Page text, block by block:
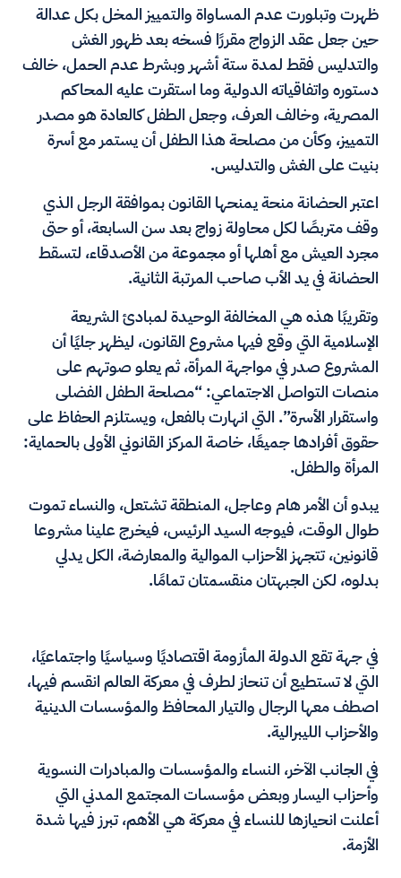
ظهرت وتبلورت عدم المساواة والتمييز المخل بكل عدالة
حين جعل عقد الزواج مقررًا فسخه بعد ظهور الغش
والتدليس فقط لمدة ستة أشهر وبشرط عدم الحمل، خالف
دستوره واتفاقياته الدولية وما استقرت عليه المحاكم
المصرية، وخالف العرف، وجعل الطفل كالعادة هو مصدر
التمييز، وكأن من مصلحة هذا الطفل أن يستمر مع أسرة
بنيت على الغش والتدليس.
اعتبر الحضانة منحة يمنحها القانون بموافقة الرجل الذي
وقف متربصًا لكل محاولة زواج بعد سن السابعة، أو حتى
مجرد العيش مع أهلها أو مجموعة من الأصدقاء، لتسقط
الحضانة في يد الأب صاحب المرتبة الثانية.
وتقريبًا هذه هي المخالفة الوحيدة لمبادئ الشريعة
الإسلامية التي وقع فيها مشروع القانون، ليظهر جليًا أن
المشروع صدر في مواجهة المرأة، ثم يعلو صوتهم على
منصات التواصل الاجتماعي: “مصلحة الطفل الفضلى
واستقرار الأسرة”. التي انهارت بالفعل، ويستلزم الحفاظ على
حقوق أفرادها جميعًا، خاصة المركز القانوني الأولى بالحماية:
المرأة والطفل.
يبدو أن الأمر هام وعاجل، المنطقة تشتعل، والنساء تموت
طوال الوقت، فيوجه السيد الرئيس، فيخرج علينا مشروعا
قانونين، تتجهز الأحزاب الموالية والمعارضة، الكل يدلي
بدلوه، لكن الجبهتان منقسمتان تمامًا.
في جهة تقع الدولة المأزومة اقتصاديًا وسياسيًا واجتماعيًا،
التي لا تستطيع أن تنحاز لطرف في معركة العالم انقسم فيها،
اصطف معها الرجال والتيار المحافظ والمؤسسات الدينية
والأحزاب الليبرالية.
في الجانب الآخر، النساء والمؤسسات والمبادرات النسوية
وأحزاب اليسار وبعض مؤسسات المجتمع المدني التي
أعلنت انحيازها للنساء في معركة هي الأهم، تبرز فيها شدة
الأزمة.